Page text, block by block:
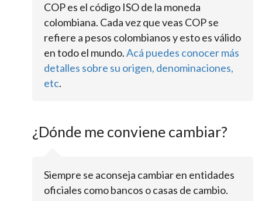
COP es el código ISO de la moneda
colombiana. Cada vez que veas COP se
refiere a pesos colombianos y esto es válido
en todo el mundo.Acá puedes conocer más
detalles sobre su origen, denominaciones,
etc.
¿Dónde me conviene cambiar?
Siempre se aconseja cambiar en entidades
oficiales como bancos o casas de cambio.